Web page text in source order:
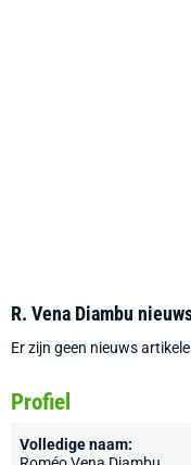
R. Vena Diambu
Er zijn geen nieuws
Profiel
Volledige naam: